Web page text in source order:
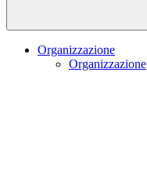
Organizzazione
Organizzazione